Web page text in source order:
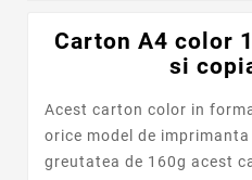
Carton A4 color
si
Acest carton color in
orice model de
greutatea de 160g acest